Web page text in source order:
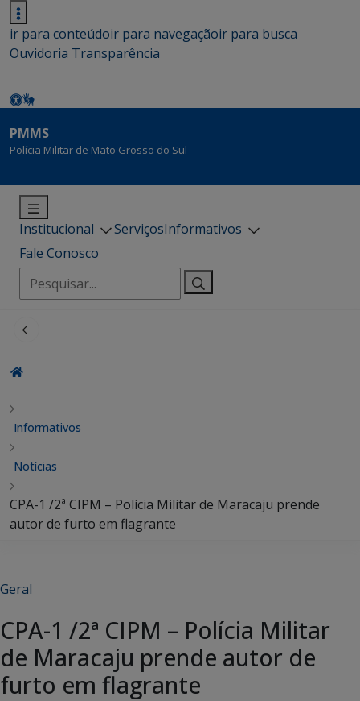
ir para conteúdoir para navegaçãoir para busca
Ouvidoria Transparência
PMMS
Polícia Militar de Mato Grosso do Sul
Institucional ServiçosInformativos
Fale Conosco
Pesquisar
por:
Informativos
Notícias
CPA-1 /2ª CIPM – Polícia Militar de Maracaju prende
autor de furto em flagrante
Geral
CPA-1 /2ª CIPM – Polícia Militar
de Maracaju prende autor de
furto em flagrante